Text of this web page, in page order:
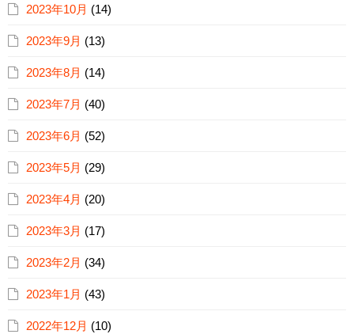
2023年10月 (14)
2023年9月 (13)
2023年8月 (14)
2023年7月 (40)
2023年6月 (52)
2023年5月 (29)
2023年4月 (20)
2023年3月 (17)
2023年2月 (34)
2023年1月 (43)
2022年12月 (10)